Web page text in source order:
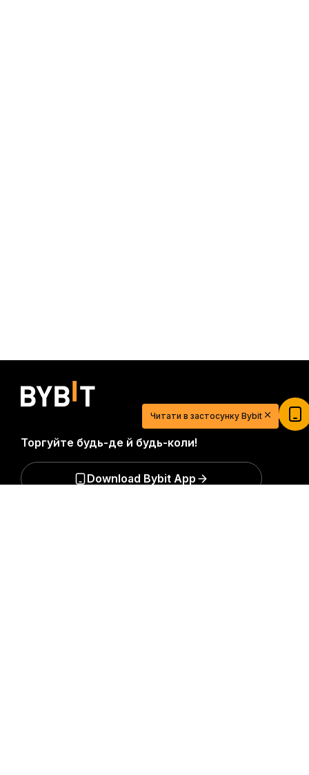
Торгуйте будь-де й будь-коли!
Download Bybit App
Читати в застосунку Bybit